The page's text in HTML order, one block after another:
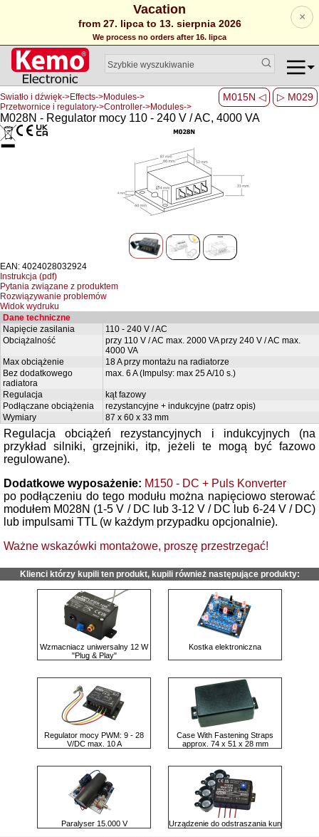
Vacation
from 27. lipca to 13. sierpnia 2026
We process no orders after 16. lipca
×
M015N ◁ ▷ M029
Swiatło i dźwięk->Effects->Modules->
Przetwornice i regulatory->Controller->Modules->
M028N - Regulator mocy 110 - 240 V / AC, 4000 VA
EAN: 4024028032924
Instrukcja (pdf)
Pytania związane z produktem
Rozwiązywanie problemów
Widok wydruku
Dane techniczne
Napięcie zasilania
110 - 240 V / AC
Obciążalność
przy 110 V / AC max. 2000 VA przy 240 V / AC max.
4000 VA
Max obciążenie
18 A przy montażu na radiatorze
Bez dodatkowego
radiatora
max. 6 A (Impulsy: max 25 A/10 s.)
Regulacja
kąt fazowy
Podłączane obciążenia
rezystancyjne + indukcyjne (patrz opis)
Wymiary
87 x 60 x 33 mm
Regulacja obciążeń rezystancyjnych i indukcyjnych (na
przykład silniki, grzejniki, itp, jeżeli te mogą być fazowo
regulowane).
Dodatkowe wyposażenie: M150 - DC + Puls Konverter
po podłączeniu do tego modułu można napięciowo sterować
modułem M028N (1-5 V / DC lub 3-12 V / DC lub 6-24 V / DC)
lub impulsami TTL (w każdym przypadku opcjonalnie).
Ważne wskazówki montażowe, proszę przestrzegać!
Klienci którzy kupili ten produkt, kupili również następujące produkty:
Wzmacniacz uniwersalny 12 W
"Plug & Play"
Kostka elektroniczna
Regulator mocy PWM: 9 - 28
V/DC max. 10 A
Case With Fastening Straps
approx. 74 x 51 x 28 mm
Paralyser 15.000 V Urządzenie do odstraszania kun